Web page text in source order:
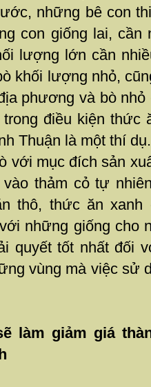
những bê con
con giống lai, cần
l­ượng lớn cần
khối l­ượng nhỏ,
phương và bò
điều kiện thức
Thuận là một thí dụ.
với mục đích sản
thảm cỏ tự
thô, thức ăn xanh
những giống cho
quyết tốt nhất đối
vùng mà việc sử
làm giảm giá